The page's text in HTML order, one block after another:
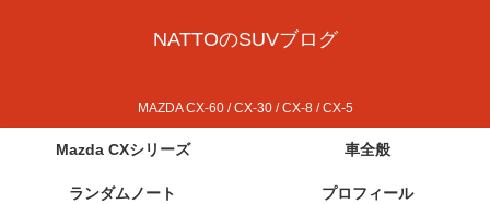
NATTOのSUVブログ
MAZDA CX-60 / CX-30 / CX-8 / CX-5
Mazda CXシリーズ 車全般
ランダムノート プロフィール